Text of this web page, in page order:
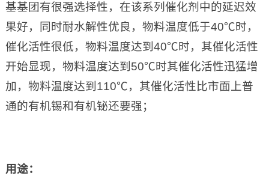
基基团有很强选择性，在该系列催化剂中的延迟效
果好，同时耐水解性优良，物料温度低于40℃时，
催化活性很低，物料温度达到40℃时，其催化活性
开始显现，物料温度达到50℃时其催化活性迅猛增
加，物料温度达到110℃，其催化活性比市面上普
通的有机锡和有机铋还要强；
用途：